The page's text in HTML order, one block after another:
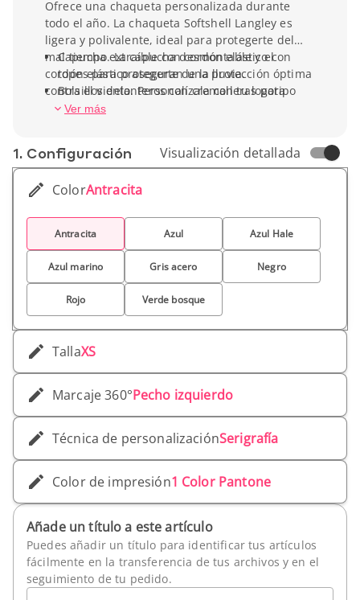
Ofrece una chaqueta personalizada durante
todo el año. La chaqueta Softshell Langley es
ligera y polivalente, ideal para protegerte del
mal tiempo. La capucha desmontable y el
cordón elástico aseguran una protección óptima
contra el viento. Personalízala con tu logotipo
para fortalecer tu visibilidad en tus viajes.
Capucha extraíble con cordón elástico con
topes para protegerte de la lluvia.
Bolsillos delanteros con cremalleras para
guardar el móvil o la cartera.
Marca: Elevate Life
micropolar: 100% poliéster
Peso unitario: 300 gr
Ver más
1. Conf­iguración Visualización detallada
ColorAntracita
Antracita Azul Azul Hale
Azul marino Gris acero Negro
Rojo Verde bosque
TallaXS
Marcaje 360°Pecho izquierdo
Técnica de personalizaciónSerigrafía
Color de impresión1 Color Pantone
Añade un título a este artículo
Puedes añadir un título para identificar tus artículos
fácilmente en la transferencia de tus archivos y en el
seguimiento de tu pedido.